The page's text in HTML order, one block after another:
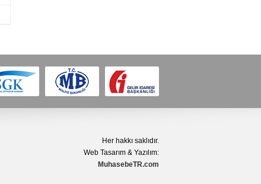
Her hakkı saklıdır.
Web Tasarım & Yazılım:
MuhasebeTR.com